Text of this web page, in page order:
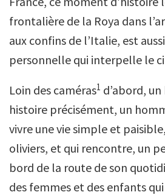
frontalière de la Roya dans
aux confins de l’Italie, est
personnelle qui interpelle le
Loin des caméras1 d’abord,
histoire précisément, un
vivre une vie simple et
oliviers, et qui rencontre, un
bord de la route de son
des femmes et des enfants